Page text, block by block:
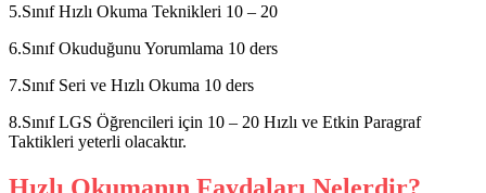
5.Sınıf Hızlı Okuma Teknikleri 10 – 20
6.Sınıf Okuduğunu Yorumlama 10 ders
7.Sınıf Seri ve Hızlı Okuma 10 ders
8.Sınıf LGS Öğrencileri için 10 – 20 Hızlı ve Etkin Paragraf
Taktikleri yeterli olacaktır.